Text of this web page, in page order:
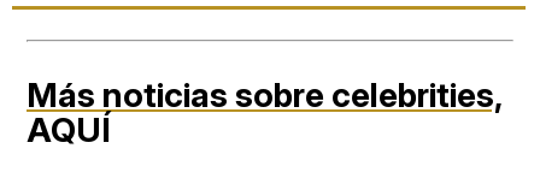
Más noticias sobre celebrities,
AQUÍ